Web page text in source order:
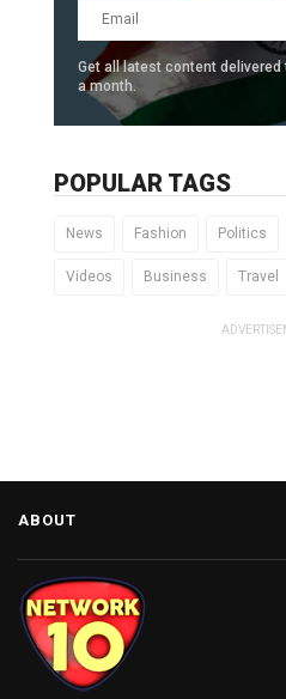
Get all latest content
a month.
POPULAR TAGS
News Fashion Politics
Videos Business Travel
ABOUT